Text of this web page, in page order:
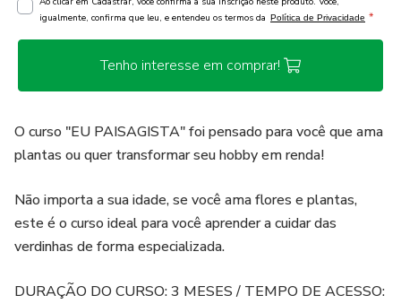
igualmente, confirma que leu, e entendeu os termos da Política de Privacidade *
Tenho interesse em comprar!
O curso "EU PAISAGISTA" foi pensado para você que ama
plantas ou quer transformar seu hobby em renda!
Não importa a sua idade, se você ama flores e plantas,
este é o curso ideal para você aprender a cuidar das
verdinhas de forma especializada.
DURAÇÃO DO CURSO: 3 MESES / TEMPO DE ACESSO: